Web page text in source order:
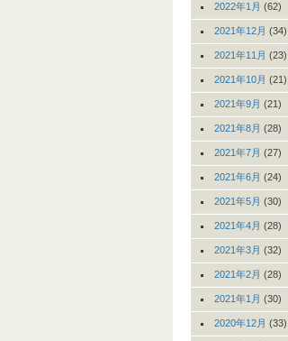
2022年1月 (62)
2021年12月 (34)
2021年11月 (23)
2021年10月 (21)
2021年9月 (21)
2021年8月 (28)
2021年7月 (27)
2021年6月 (24)
2021年5月 (30)
2021年4月 (28)
2021年3月 (32)
2021年2月 (28)
2021年1月 (30)
2020年12月 (33)